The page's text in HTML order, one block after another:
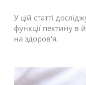
У цій статті
функції пектину в
на здоров'я.